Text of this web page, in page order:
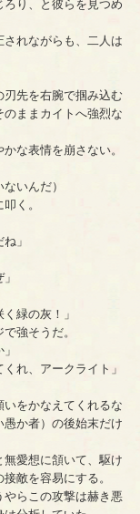
り、と彼らを見つめ
れながらも、二人は
先を右腕で掴み込む
ままカイトへ強烈な
な表情を崩さない。
いんだ）
く。
」
緑の灰！」
強そうだ。
れ、アークライト」
をかなえてくれるな
か者）の後始末だけ
愛想に頷いて、駆け
敵を容易にする。
らこの攻撃は赫き悪